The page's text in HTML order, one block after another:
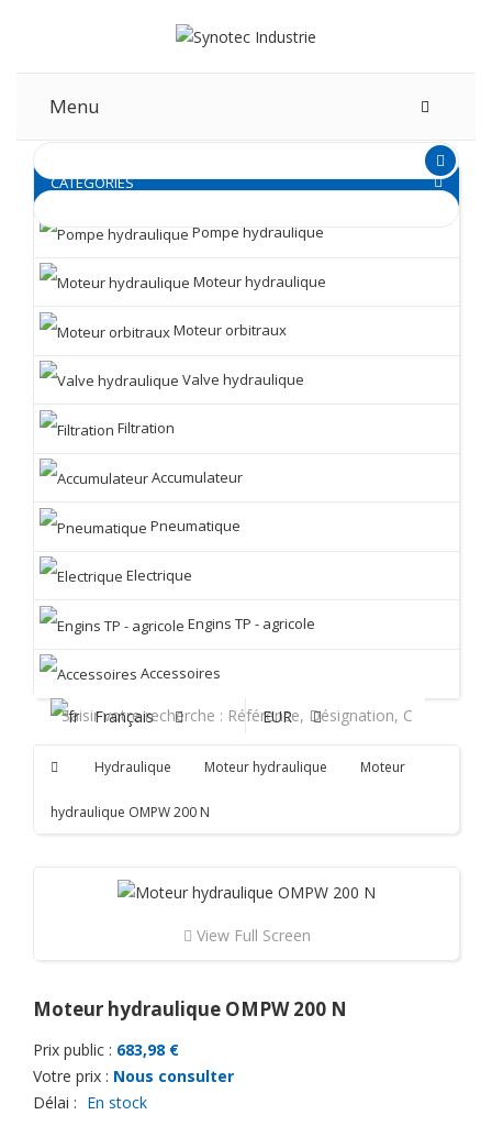
Menu
CATEGORIES
Pompe hydraulique
Moteur hydraulique
Moteur orbitraux
Valve hydraulique
Filtration
Accumulateur
Pneumatique
Electrique
Engins TP - agricole
Accessoires
Français EUR
Hydraulique Moteur hydraulique Moteur
hydraulique OMPW 200 N
View Full Screen
Moteur hydraulique OMPW 200 N
Prix public : 683,98 €
Votre prix : Nous consulter
Délai : En stock